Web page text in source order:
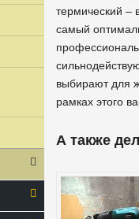
термический –
самый
выбирают для
рамках этого
А также